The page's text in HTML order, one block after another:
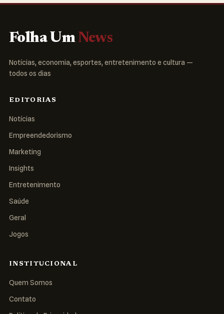
Folha Um News
Notícias, economia, esportes, entretenimento e cultura —
todos os dias
EDITORIAS
Notícias
Empreendedorismo
Marketing
Insights
Entretenimento
Saúde
Geral
Jogos
INSTITUCIONAL
Quem Somos
Contato